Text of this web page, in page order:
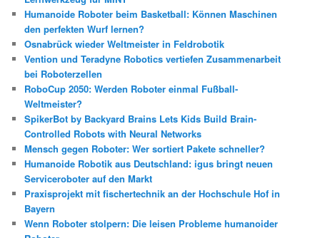
Humanoide Roboter beim Basketball: Können Maschinen
den perfekten Wurf lernen?
Osnabrück wieder Weltmeister in Feldrobotik
Vention und Teradyne Robotics vertiefen Zusammenarbeit
bei Roboterzellen
RoboCup 2050: Werden Roboter einmal Fußball-
Weltmeister?
SpikerBot by Backyard Brains Lets Kids Build Brain-
Controlled Robots with Neural Networks
Mensch gegen Roboter: Wer sortiert Pakete schneller?
Humanoide Robotik aus Deutschland: igus bringt neuen
Serviceroboter auf den Markt
Praxisprojekt mit fischertechnik an der Hochschule Hof in
Bayern
Wenn Roboter stolpern: Die leisen Probleme humanoider